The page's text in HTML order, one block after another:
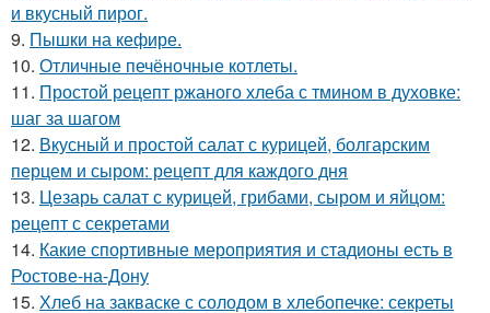
и вкусный пирог.
9. Пышки на кефире.
10. Отличные печёночные котлеты.
11. Простой рецепт ржаного хлеба с тмином в духовке:
шаг за шагом
12. Вкусный и простой салат с курицей, болгарским
перцем и сыром: рецепт для каждого дня
13. Цезарь салат с курицей, грибами, сыром и яйцом:
рецепт с секретами
14. Какие спортивные мероприятия и стадионы есть в
Ростове-на-Дону
15. Хлеб на закваске с солодом в хлебопечке: секреты